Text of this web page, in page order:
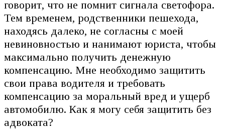
говорит, что не помнит сигнала светофора.
Тем временем, родственники пешехода,
находясь далеко, не согласны с моей
невиновностью и нанимают юриста, чтобы
максимально получить денежную
компенсацию. Мне необходимо защитить
свои права водителя и требовать
компенсацию за моральный вред и ущерб
автомобилю. Как я могу себя защитить без
адвоката?